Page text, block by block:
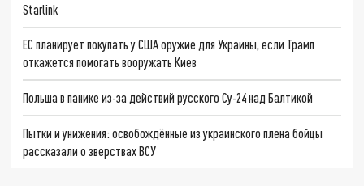
Starlink
ЕС планирует покупать у США оружие для Украины, если Трамп
откажется помогать вооружать Киев
Польша в панике из-за действий русского Су-24 над Балтикой
Пытки и унижения: освобождённые из украинского плена бойцы
рассказали о зверствах ВСУ